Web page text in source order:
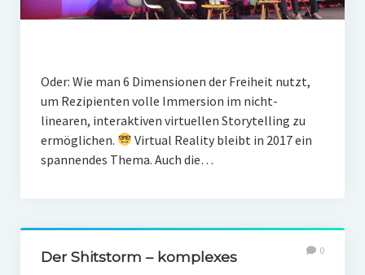
Oder: Wie man 6 Dimensionen der Freiheit nutzt,
um Rezipienten volle Immersion im nicht-
linearen, interaktiven virtuellen Storytelling zu
ermöglichen.
Virtual Reality bleibt in 2017 ein
spannendes Thema. Auch die…
Der Shitstorm – komplexes
0